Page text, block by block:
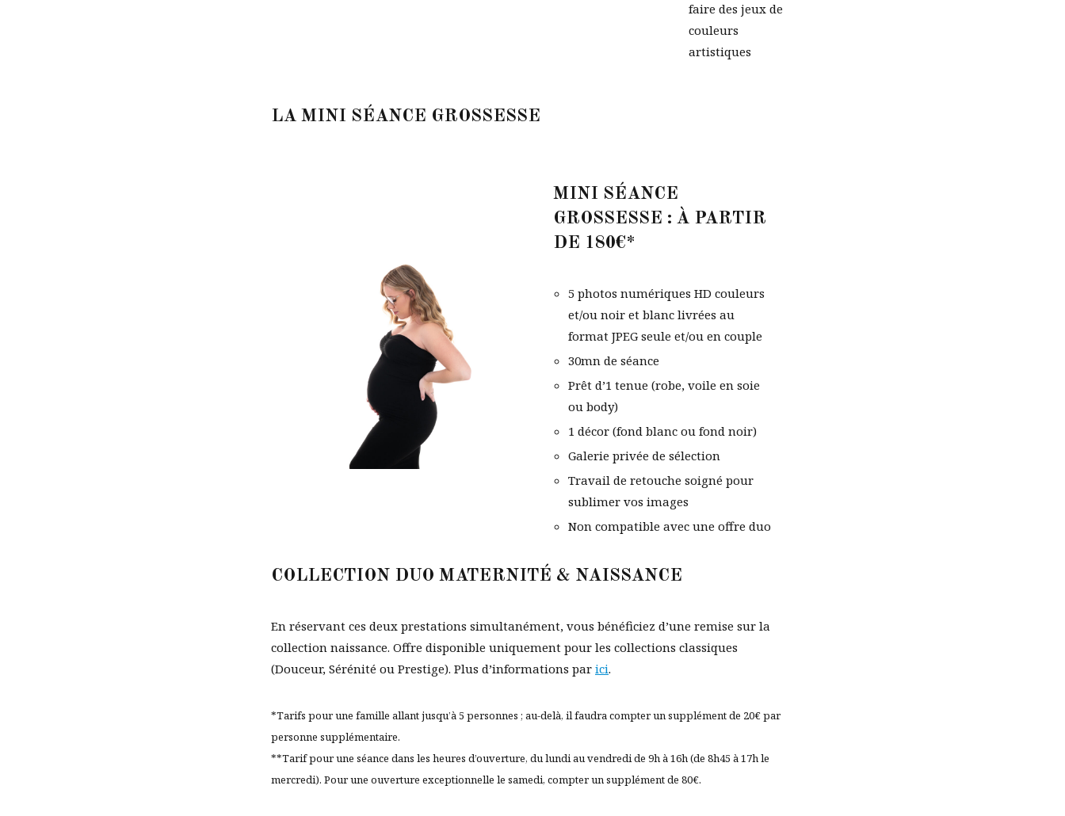
faire des jeux de
couleurs
artistiques
LA MINI SÉANCE GROSSESSE
MINI SÉANCE
GROSSESSE : À PARTIR
DE 180€*
5 photos numériques HD couleurs
et/ou noir et blanc livrées au
format JPEG seule et/ou en couple
30mn de séance
Prêt d’1 tenue (robe, voile en soie
ou body)
1 décor (fond blanc ou fond noir)
Galerie privée de sélection
Travail de retouche soigné pour
sublimer vos images
Non compatible avec une offre duo
COLLECTION DUO MATERNITÉ & NAISSANCE
En réservant ces deux prestations simultanément, vous bénéficiez d’une remise sur la
collection naissance. Offre disponible uniquement pour les collections classiques
(Douceur, Sérénité ou Prestige). Plus d’informations par ici.
*Tarifs pour une famille allant jusqu’à 5 personnes ; au-delà, il faudra compter un supplément de 20€ par
personne supplémentaire.
**Tarif pour une séance dans les heures d’ouverture, du lundi au vendredi de 9h à 16h (de 8h45 à 17h le
mercredi). Pour une ouverture exceptionnelle le samedi, compter un supplément de 80€.